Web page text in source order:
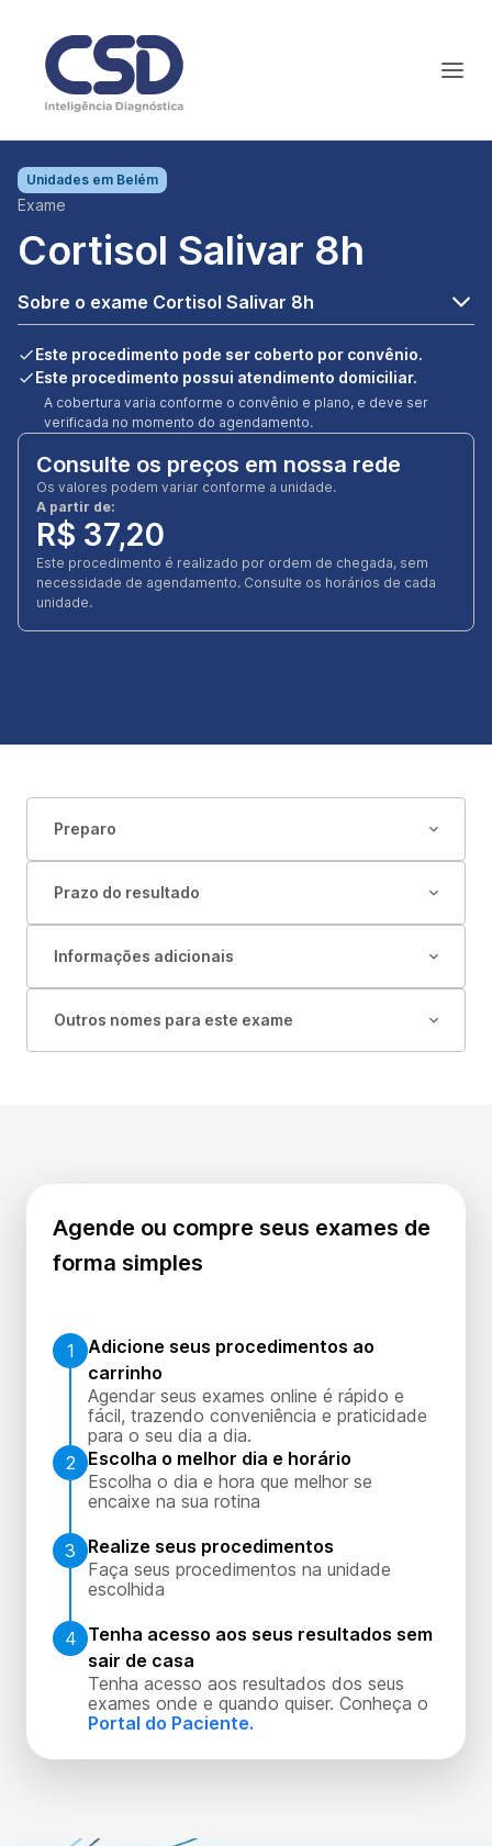
Unidades em Belém
Exame
Cortisol Salivar 8h
Sobre o exame Cortisol Salivar 8h
Este procedimento pode ser coberto por convênio.
Este procedimento possui atendimento domiciliar.
A cobertura varia conforme o convênio e plano, e deve ser
verificada no momento do agendamento.
Consulte os preços em nossa rede
Os valores podem variar conforme a unidade.
A partir de:
R$ 37,20
Este procedimento é realizado por ordem de chegada, sem
necessidade de agendamento. Consulte os horários de cada
unidade.
Preparo
Prazo do resultado
Informações adicionais
Outros nomes para este exame
Agende ou compre seus exames de
forma simples
1
Adicione seus procedimentos ao
carrinho
Agendar seus exames online é rápido e
fácil, trazendo conveniência e praticidade
para o seu dia a dia.
2
Escolha o melhor dia e horário
Escolha o dia e hora que melhor se
encaixe na sua rotina
3
Realize seus procedimentos
Faça seus procedimentos na unidade
escolhida
4 Tenha acesso aos seus resultados sem
sair de casa
Tenha acesso aos resultados dos seus
exames onde e quando quiser. Conheça o
Portal do Paciente.